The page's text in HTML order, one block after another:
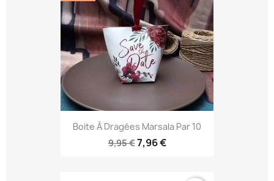
Boite À Dragées Marsala Par 10
9,95 €7,96 €